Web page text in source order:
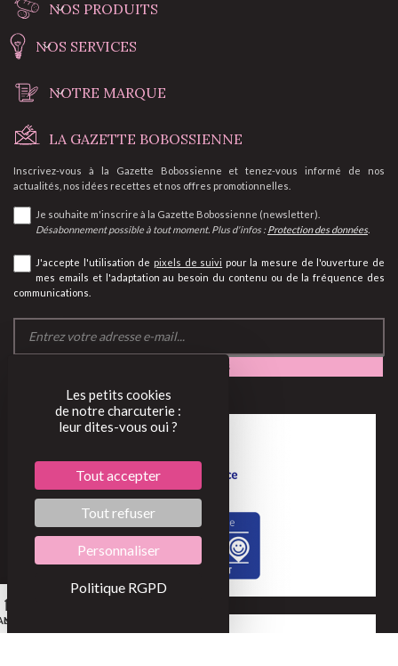
NOS PRODUITS
NOS SERVICES
NOTRE MARQUE
LA GAZETTE BOBOSSIENNE
Inscrivez-vous à la Gazette Bobossienne et tenez-vous informé de nos
actualités, nos idées recettes et nos offres promotionnelles.
Je souhaite m'inscrire à la Gazette Bobossienne (newsletter).
Désabonnement possible à tout moment. Plus d'infos : Protection des données.
J'accepte l'utilisation de pixels de suivi pour la mesure de l'ouverture de
mes emails et l'adaptation au besoin du contenu ou de la fréquence des
communications.
Mon compte
Les petits cookies
de notre charcuterie :
leur dites-vous oui ?
Tout accepter
Tout refuser
Personnaliser
Politique RGPD